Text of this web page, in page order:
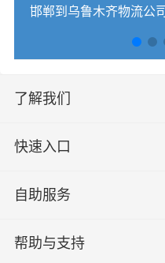
邯郸到乌鲁木齐物流公
了解我们
快速入口
自助服务
帮助与支持